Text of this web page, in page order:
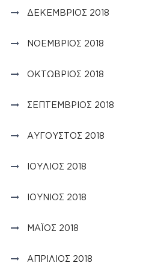
ΔΕΚΈΜΒΡΙΟΣ 2018
ΝΟΈΜΒΡΙΟΣ 2018
ΟΚΤΏΒΡΙΟΣ 2018
ΣΕΠΤΈΜΒΡΙΟΣ 2018
ΑΎΓΟΥΣΤΟΣ 2018
ΙΟΎΛΙΟΣ 2018
ΙΟΎΝΙΟΣ 2018
ΜΆΙΟΣ 2018
ΑΠΡΊΛΙΟΣ 2018